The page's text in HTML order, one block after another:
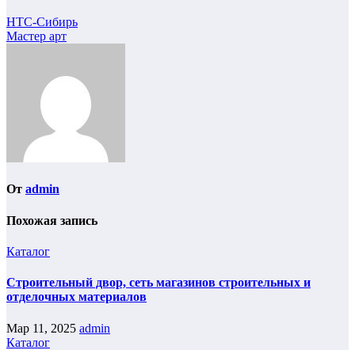
НТС-Сибирь
Мастер арт
От admin
Похожая запись
Каталог
Строительный двор, сеть магазинов строительных и
отделочных материалов
Мар 11, 2025 admin
Каталог